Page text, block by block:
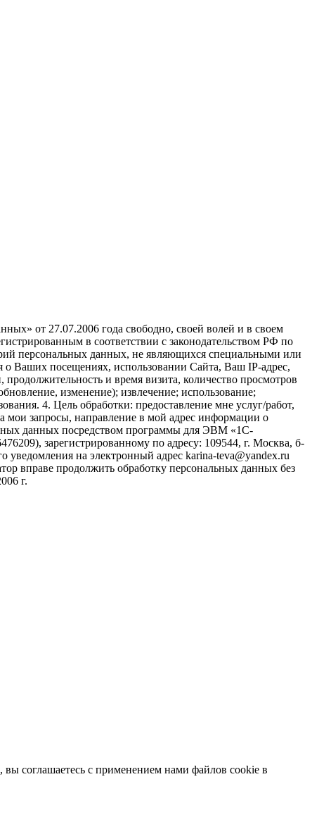
от 27.07.2006 года свободно, своей волей и в своем
в соответствии с законодательством РФ по
персональных данных, не являющихся специальными или
Ваших посещениях, использовании Сайта, Ваш IP-адрес,
и время визита, количество просмотров
изменение); извлечение; использование;
4. Цель обработки: предоставление мне услуг/работ,
мои запросы, направление в мой адрес информации о
данных посредством программы для ЭВМ «1С-
зарегистрированному по адресу: 109544, г. Москва, б-
уведомления на электронный адрес karina-teva@yandex.ru
вправе продолжить обработку персональных данных без
г.
соглашаетесь с применением нами файлов cookie в